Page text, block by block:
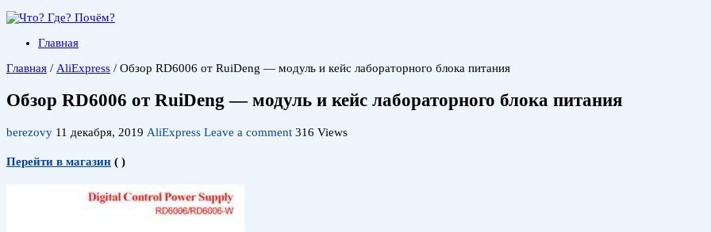
Главная
Главная / AliExpress / Обзор RD6006 от RuiDeng — модуль и кейс лабораторного блока питания
Обзор RD6006 от RuiDeng — модуль и кейс лабораторного блока питания
berezovy 11 декабря, 2019 AliExpress Leave a comment 316 Views
Перейти в магазин ( )